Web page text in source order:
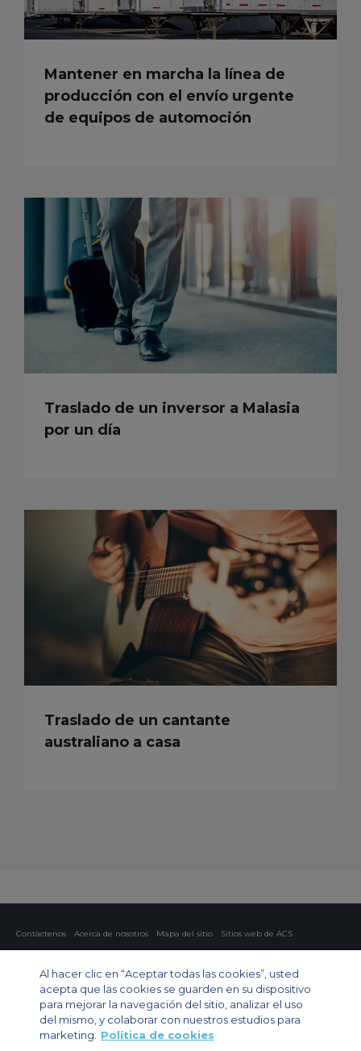
Mantener en marcha la línea de
producción con el envío urgente
de equipos de automoción
Traslado de un inversor a Malasia
por un día
Traslado de un cantante
australiano a casa
Contactenos Acerca de nosotros Mapa del sitio
Sitios web de ACS
Chárter privado
Chárter para grupos Chárter de carga Guía de aviones
Private Charter App
Al hacer clic en “Aceptar todas las cookies”, usted
acepta que las cookies se guarden en su dispositivo
para mejorar la navegación del sitio, analizar el uso
del mismo, y colaborar con nuestros estudios para
marketing.
Política de cookies